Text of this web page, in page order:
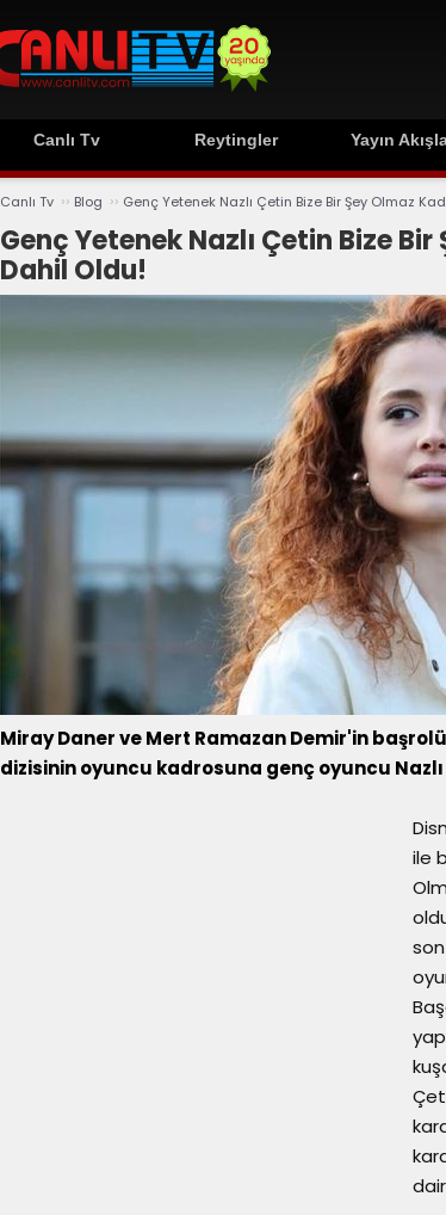
Canlı Tv Reytingler Yayın
Canlı Tv ›› Blog ›› Genç Yetenek Nazlı Çetin Bize Bir Şey Olmaz
Genç Yetenek Nazlı Çetin Bize
Dahil Oldu!
Miray Daner ve Mert Ramazan Demir'in
dizisinin oyuncu kadrosuna genç oyuncu
ile